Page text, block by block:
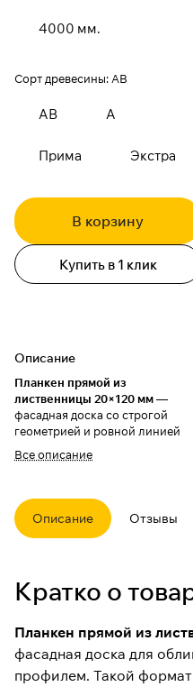
4000 мм.
Сорт древесины: АВ
АВ А
Прима Экстра
В корзину
Купить в 1 клик
Описание
Планкен прямой из
лиственницы 20×120 мм—
фасадная доска со строгой
геометрией и ровной линией
хорошо работает в современной
раскладка, чистая графика и
предсказуемый внешний вид
после монтажа.
работах при условии
правильного конструктивного
корректный крепёж) и
грамотной защиты
Назначение определено по
Все описание
Описание Отзывы
Кратко о
Планкен прямой из
фасадная доска для
профилем. Такой